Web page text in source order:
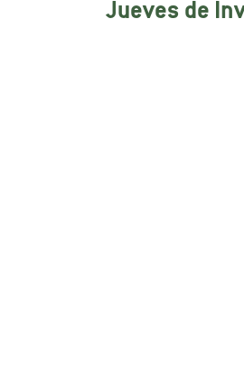
Jueves de